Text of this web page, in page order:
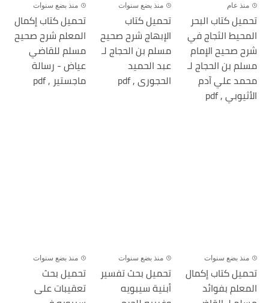
منذ عام
تحميل كتاب البحر
المحيط الثجاج في
شرح صحيح الإمام
مسلم بن الحجاج لـ
محمد علي آدم
الأثيوبي , pdf
منذ بضع سنوات
تحميل كتاب
الإبهاج شرح صحيح
مسلم بن الحجاج لـ
عبد الحميد
الحجورى , pdf
منذ بضع سنوات
تحميل كتاب إكمال
المعلم شرح صحيح
مسلم للقاضي
عياض - رسالة
ماجستير , pdf
منذ بضع سنوات
تحميل كتاب إكمال
المعلم بفوائد
منذ بضع سنوات
تحميل بحث تفسير
أبنية سيبويه
منذ بضع سنوات
تحميل بحث
تعقيبات على